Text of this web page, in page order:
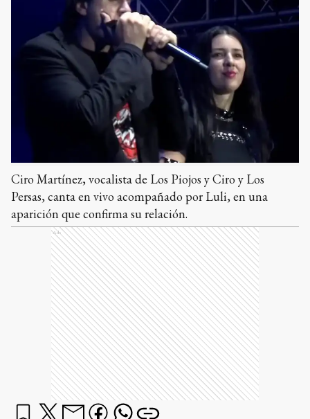
Ciro Martínez, vocalista de Los Piojos y Ciro y Los
Persas, canta en vivo acompañado por Luli, en una
aparición que confirma su relación.
Ads